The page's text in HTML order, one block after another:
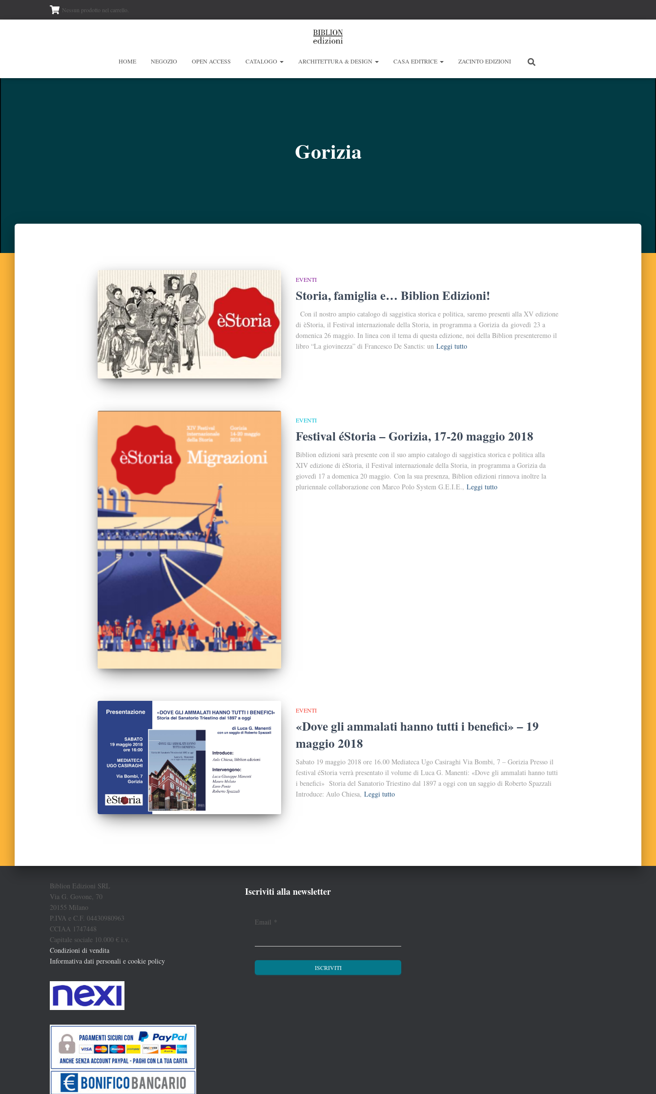
Nessun prodotto nel carrello.
HOME NEGOZIO OPEN ACCESS CATALOGO ARCHITETTURA & DESIGN CASA EDITRICE ZACINTO EDIZIONI
Gorizia
EVENTI
Storia, famiglia e… Biblion Edizioni!
Con il nostro ampio catalogo di saggistica storica e politica, saremo presenti alla XV edizione
di èStoria, il Festival internazionale della Storia, in programma a Gorizia da giovedì 23 a
domenica 26 maggio. In linea con il tema di questa edizione, noi della Biblion presenteremo il
libro “La giovinezza” di Francesco De Sanctis: un Leggi tutto
EVENTI
Festival éStoria – Gorizia, 17-20 maggio 2018
Biblion edizioni sarà presente con il suo ampio catalogo di saggistica storica e politica alla
XIV edizione di èStoria, il Festival internazionale della Storia, in programma a Gorizia da
giovedì 17 a domenica 20 maggio. Con la sua presenza, Biblion edizioni rinnova inoltre la
pluriennale collaborazione con Marco Polo System G.E.I.E., Leggi tutto
EVENTI
«Dove gli ammalati hanno tutti i benefici» – 19
maggio 2018
Sabato 19 maggio 2018 ore 16.00 Mediateca Ugo Casiraghi Via Bombi, 7 – Gorizia Presso il
festival éStoria verrà presentato il volume di Luca G. Manenti: «Dove gli ammalati hanno tutti
i benefici» Storia del Sanatorio Triestino dal 1897 a oggi con un saggio di Roberto Spazzali
Introduce: Aulo Chiesa, Leggi tutto
Biblion Edizioni SRL
Via G. Govone, 70
20155 Milano
P.IVA e C.F. 04430980963
CCIAA 1747448
Capitale sociale 10.000 € i.v.
Condizioni di vendita
Informativa dati personali e cookie policy
Iscriviti alla newsletter
Email *